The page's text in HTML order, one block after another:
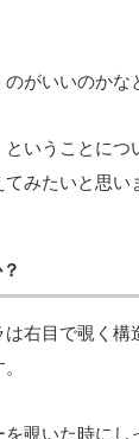
がいいのかな
いうことにつ
みたいと思い
右目で覗く構
覗いた時にし